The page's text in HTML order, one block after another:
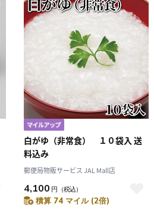
白がゆ（非常食） １０袋入 送
料込み
郵便局物販サービス JAL Mall店
4,100 円 （税込）
積算 74 マイル (2倍)